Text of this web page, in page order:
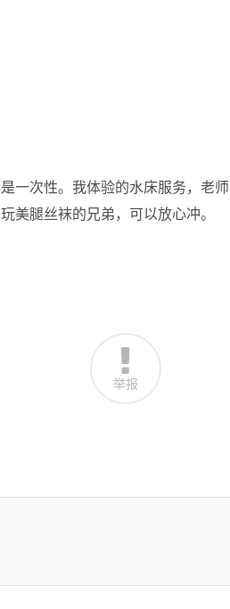
一次性。我体验的水床服务，老师
美腿丝袜的兄弟，可以放心冲。
举报